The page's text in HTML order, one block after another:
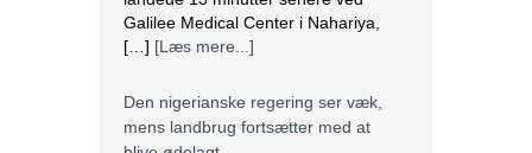
Massiv ødelæggelse af landbrug er
blevet det nye normal i mange
den nordcentrale region i Nigeria. I
regionen fortsætter mange kristne
med at blive målrettet af militante.